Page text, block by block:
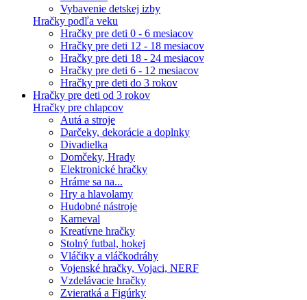
Vybavenie detskej izby
Hračky podľa veku
Hračky pre deti 0 - 6 mesiacov
Hračky pre deti 12 - 18 mesiacov
Hračky pre deti 18 - 24 mesiacov
Hračky pre deti 6 - 12 mesiacov
Hračky pre deti do 3 rokov
Hračky pre deti od 3 rokov
Hračky pre chlapcov
Autá a stroje
Darčeky, dekorácie a doplnky
Divadielka
Domčeky, Hrady
Elektronické hračky
Hráme sa na...
Hry a hlavolamy
Hudobné nástroje
Karneval
Kreatívne hračky
Stolný futbal, hokej
Vláčiky a vláčkodráhy
Vojenské hračky, Vojaci, NERF
Vzdelávacie hračky
Zvieratká a Figúrky